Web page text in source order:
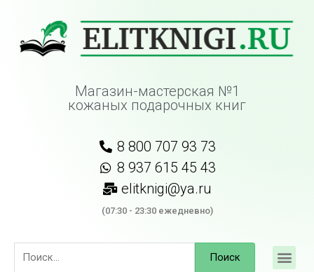
Магазин-мастерская №1
кожаных подарочных книг
8 800 707 93 73
8 937 615 45 43
elitknigi@ya.ru
(07:30 - 23:30 ежедневно)
Поиск